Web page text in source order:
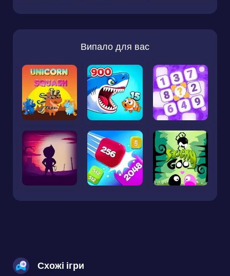
Випало для вас
Схожі ігри